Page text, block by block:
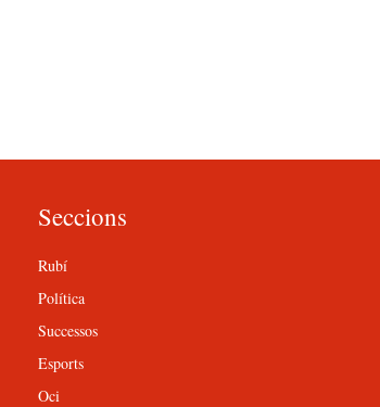
Seccions
Rubí
Política
Successos
Esports
Oci